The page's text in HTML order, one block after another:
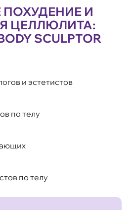
И
ЦЕЛЛЮЛИТА:
SCULPTOR
и эстетистов
по телу
по телу